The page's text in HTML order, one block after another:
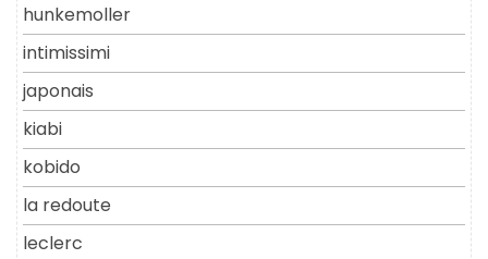
hunkemoller
intimissimi
japonais
kiabi
kobido
la redoute
leclerc